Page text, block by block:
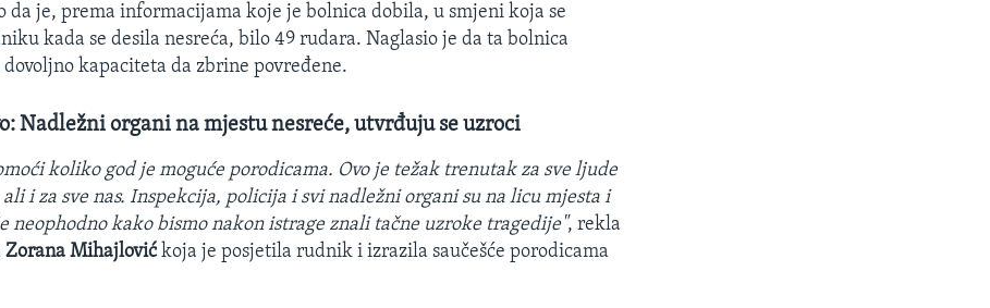
da je, prema informacijama koje je bolnica dobila, u smjeni koja se
kada se desila nesreća, bilo 49 rudara. Naglasio je da ta bolnica
kapaciteta da zbrine povređene.
Nadležni organi na mjestu nesreće, utvrđuju se uzroci
koliko god je moguće porodicama. Ovo je težak trenutak za sve ljude
i za sve nas. Inspekcija, policija i svi nadležni organi su na licu mjesta i
neophodno kako bismo nakon istrage znali tačne uzroke tragedije", rekla
Zorana Mihajlovićkoja je posjetila rudnik i izrazila saučešće porodicama